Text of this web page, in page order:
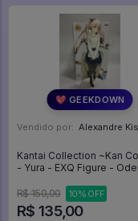
💖 GEEKDOWN
Vendido por: Alexandre
Kantai Collection ~Kan
- Yura - EXQ Figure -
Collection KanColle
R$ 150,00 10% OFF
R$ 135,00